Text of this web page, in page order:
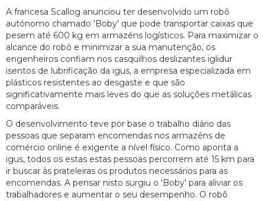
A francesa Scallog anunciou ter desenvolvido um robô
autónomo chamado 'Boby' que pode transportar caixas que
pesem até 600 kg em armazéns logísticos. Para maximizar o
alcance do robô e minimizar a sua manutenção, os
engenheiros confiam nos casquilhos deslizantes iglidur
isentos de lubrificação da igus, a empresa especializada em
plásticos resistentes ao desgaste e que são
significativamente mais leves do que as soluções metálicas
comparáveis.
O desenvolvimento teve por base o trabalho diário das
pessoas que separam encomendas nos armazéns de
comércio online é exigente a nível físico. Como aponta a
igus, todos os estas estas pessoas percorrem até 15 km para
ir buscar às prateleiras os produtos necessários para as
encomendas. A pensar nisto surgiu o 'Boby' para aliviar os
trabalhadores e aumentar o seu desempenho. O robô